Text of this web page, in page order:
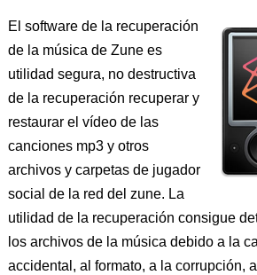
El software de la recuperación
de la música de Zune es
utilidad segura, no destructiva
de la recuperación recuperar y
restaurar el vídeo de las
canciones mp3 y otros
archivos y carpetas de jugador
social de la red del zune. La
utilidad de la recuperación consigue
los archivos de la música debido a la
accidental, al formato, a la corrupción,